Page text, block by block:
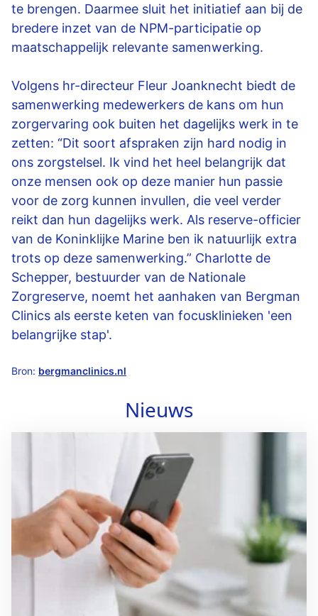
te brengen. Daarmee sluit het initiatief aan bij de
bredere inzet van de NPM-participatie op
maatschappelijk relevante samenwerking.
Volgens hr-directeur Fleur Joanknecht biedt de
samenwerking medewerkers de kans om hun
zorgervaring ook buiten het dagelijks werk in te
zetten: “Dit soort afspraken zijn hard nodig in
ons zorgstelsel. Ik vind het heel belangrijk dat
onze mensen ook op deze manier hun passie
voor de zorg kunnen invullen, die veel verder
reikt dan hun dagelijks werk. Als reserve-officier
van de Koninklijke Marine ben ik natuurlijk extra
trots op deze samenwerking.” Charlotte de
Schepper, bestuurder van de Nationale
Zorgreserve, noemt het aanhaken van Bergman
Clinics als eerste keten van focusklinieken 'een
belangrijke stap'.
Bron: bergmanclinics.nl
Nieuws